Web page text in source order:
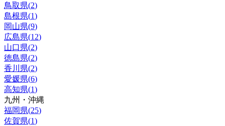
鳥取県(2)
島根県(1)
岡山県(9)
広島県(12)
山口県(2)
徳島県(2)
香川県(2)
愛媛県(6)
高知県(1)
九州・沖縄
福岡県(25)
佐賀県(1)